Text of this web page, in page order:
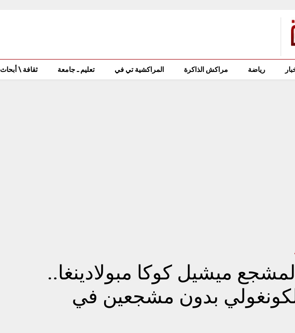
رياضة مراكش الذاكرة المراكشية تي في تعليم ـ جامعة ثقافة \ أبحاث
ميشيل كوكا مبولادينغا..
بدون مشجعين في